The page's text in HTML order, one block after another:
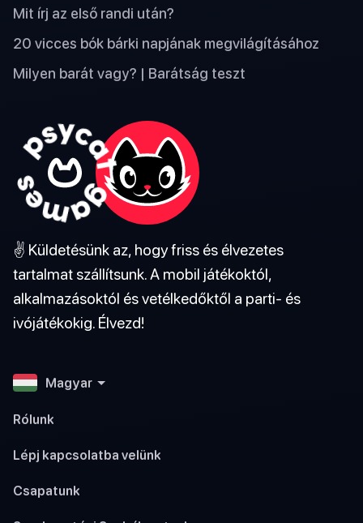
Mit írj az első randi után?
20 vicces bók bárki napjának megvilágításához
Milyen barát vagy? | Barátság teszt
✌️ Küldetésünk az, hogy friss és élvezetes
tartalmat szállítsunk. A mobil játékoktól,
alkalmazásoktól és vetélkedőktől a parti- és
ivójátékokig. Élvezd!
Magyar
Rólunk
Lépj kapcsolatba velünk
Csapatunk